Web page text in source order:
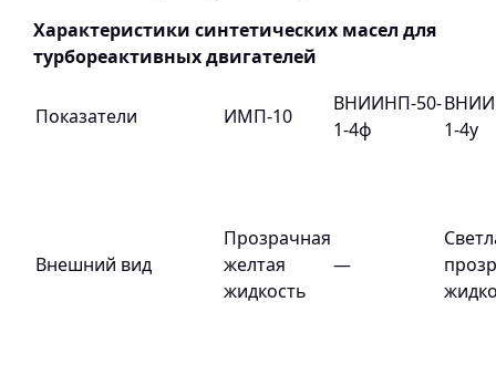
Характеристики синтетических масел для
турбореактивных двигателей
Показатели ИМП-10
ВНИИНП-50-
1-4ф
1-4у
Внешний вид
Прозрачная
желтая
жидкость
—